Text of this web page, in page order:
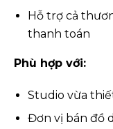
Hỗ trợ cả
thanh toán
Phù hợp với:
Studio vừa
Đơn vị bán đồ